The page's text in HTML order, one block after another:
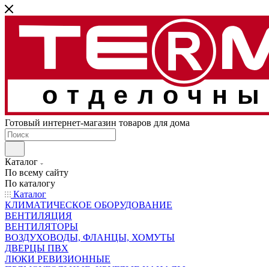
Готовый интернет-магазин товаров для дома
Каталог
По всему сайту
По каталогу
Каталог
КЛИМАТИЧЕСКОЕ ОБОРУДОВАНИЕ
ВЕНТИЛЯЦИЯ
ВЕНТИЛЯТОРЫ
ВОЗДУХОВОДЫ, ФЛАНЦЫ, ХОМУТЫ
ДВЕРЦЫ ПВХ
ЛЮКИ РЕВИЗИОННЫЕ